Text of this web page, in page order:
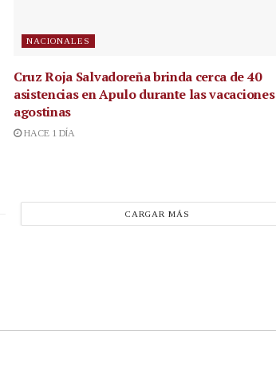
NACIONALES
Cruz Roja Salvadoreña brinda cerca de 40
asistencias en Apulo durante las vacaciones
agostinas
HACE 1 DÍA
CARGAR MÁS